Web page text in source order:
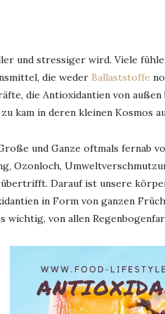
und stressiger wird. Viele
die weder Ballaststoffe
die Antioxidantien von
kam in deren kleinen
und Ganze oftmals fernab
Ozonloch,
Darauf ist unsere
in Form von ganzen
wichtig, von allen